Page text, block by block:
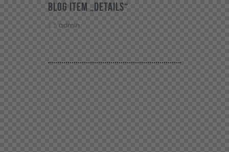
Blog item „Details“
admin